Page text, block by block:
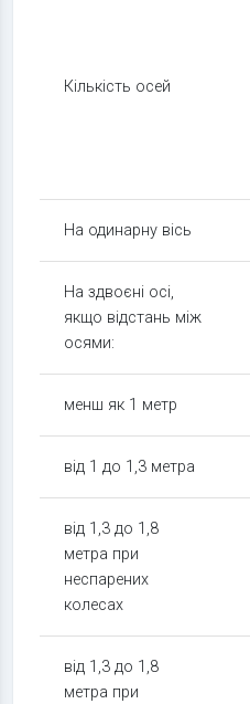
Кількість осей
На одинарну вісь
На здвоєні осі,
якщо відстань між
осями:
менш як 1 метр
від 1 до 1,3 метра
від 1,3 до 1,8
метра при
неспарених
колесах
від 1,3 до 1,8
метра при